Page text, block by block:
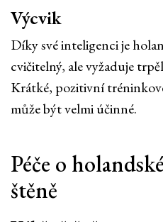
Výcvik
Díky své inteligenci je
cvičitelný, ale vyžaduje
Krátké, pozitivní
může být velmi účinné.
Péče o
štěně